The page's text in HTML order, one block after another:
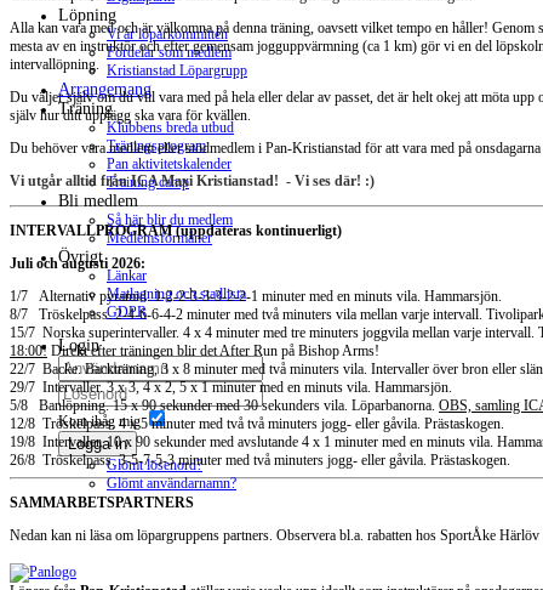
Löpning
Vi är löparkommittén
Fördelar som medlem
Kristianstad Löpargrupp
Arrangemang
Träning
Klubbens breda utbud
Träningsprogram
Pan aktivitetskalender
Training camp
Bli medlem
Så här blir du medlem
Medlemsförmåner
Övrigt
Länkar
Matlagning och stadlista
GDPR
Login
Kom ihåg mig
Logga in
Glömt lösenord?
Glömt användarnamn?
Alla kan vara med och är välkomna på denna träning, oavsett vilket tempo en håller!
mesta av en instruktör och efter gemensam jogguppvärmning (ca 1 km) gör vi en del
intervallöpning.
Du väljer själv om du vill vara med på hela eller delar av passet, det är helt okej att möta
själv hur ditt upplägg ska vara för kvällen.
Du behöver vara medlem eller stödmedlem i Pan-Kristianstad för att vara med på
Vi utgår alltid från ICA Maxi Kristianstad! - Vi ses där! :)
INTERVALLPROGRAM (uppdateras kontinuerligt)
Juli och augusti 2026:
1/7 Alternativ pyramid. 1-2-2-3-3-3-2-2-1 minuter med en minuts vila. Hammarsjön.
8/7 Tröskelpass. 2-4-6-6-4-2 minuter med två minuters vila mellan varje intervall.
15/7 Norska superintervaller. 4 x 4 minuter med tre minuters joggvila mellan varje intervall.
18:00! Direkt efter träningen blir det After Run på Bishop Arms!
22/7 Backe. Backträning, 3 x 8 minuter med två minuters vila. Intervaller över bron eller
29/7 Intervaller. 3 x 3, 4 x 2, 5 x 1 minuter med en minuts vila. Hammarsjön.
5/8 Banlöpning. 15 x 90 sekunder med 30 sekunders vila. Löparbanorna. OBS, samling
12/8 Tröskelpass. 4 x 5 minuter med två två minuters jogg- eller gåvila. Prästaskogen.
19/8 Intervaller. 10 x 90 sekunder med avslutande 4 x 1 minuter med en minuts vila.
26/8 Tröskelpass. 3-5-7-5-3 minuter med två minuters jogg- eller gåvila. Prästaskogen.
SAMMARBETSPARTNERS
Nedan kan ni läsa om löpargruppens partners. Observera bl.a. rabatten hos SportÅke